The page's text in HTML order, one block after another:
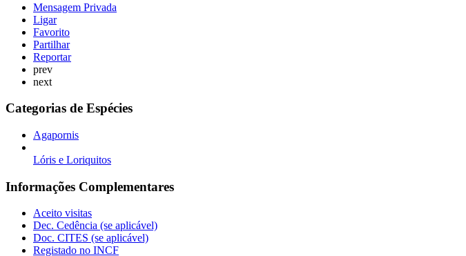
Mensagem Privada
Ligar
Favorito
Partilhar
Reportar
prev
next
Categorias de Espécies
Agapornis
Lóris e Loriquitos
Informações Complementares
Aceito visitas
Dec. Cedência (se aplicável)
Doc. CITES (se aplicável)
Registado no INCF